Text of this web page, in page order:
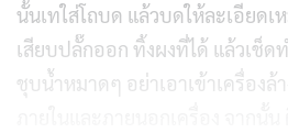
นั้นเทใส่โถบด แล้วบดให้ละเอียด
เสียบปลั๊กออก ทิ้งผงที่ได้ แล้วเช็ด
ชุบน้ำหมาดๆ อย่าเอาเข้าเครื่องล้